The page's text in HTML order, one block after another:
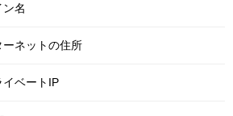
名
ネットの住所
イベートIP